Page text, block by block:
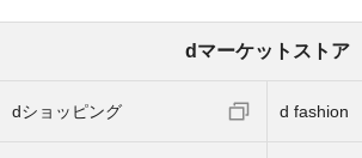
dマーケットストア
dショッピング d fashion